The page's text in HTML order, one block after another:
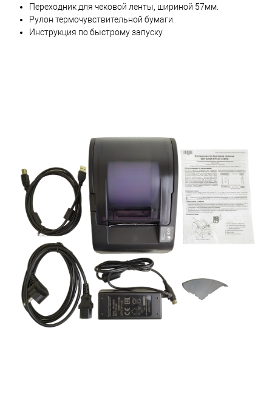
Переходник для чековой ленты, шириной 57мм.
Рулон термочувствительной бумаги.
Инструкция по быстрому запуску.